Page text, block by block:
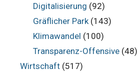
Digitalisierung (92)
Gräflicher Park(143)
Klimawandel (100)
Transparenz-Offensive(48)
Wirtschaft (517)